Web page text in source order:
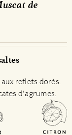
de
reflets dorés.
d'agrumes.